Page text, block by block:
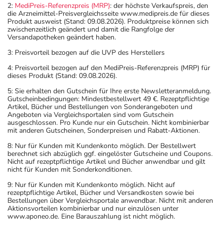
2: MediPreis-Referenzpreis (MRP): der höchste Verkaufspreis, den
die Arzneimittel-Preisvergleichsseite www.medipreis.de für dieses
Produkt ausweist (Stand: 09.08.2026). Produktpreise können sich
zwischenzeitlich geändert und damit die Rangfolge der
Versandapotheken geändert haben.
3: Preisvorteil bezogen auf die UVP des Herstellers
4: Preisvorteil bezogen auf den MediPreis-Referenzpreis (MRP) für
dieses Produkt (Stand: 09.08.2026).
5: Sie erhalten den Gutschein für Ihre erste Newsletteranmeldung.
Gutscheinbedingungen: Mindestbestellwert 49 €. Rezeptpflichtige
Artikel, Bücher und Bestellungen von Sonderangeboten und
Angeboten via Vergleichsportalen sind vom Gutschein
ausgeschlossen. Pro Kunde nur ein Gutschein. Nicht kombinierbar
mit anderen Gutscheinen, Sonderpreisen und Rabatt-Aktionen.
8: Nur für Kunden mit Kundenkonto möglich. Der Bestellwert
berechnet sich abzüglich ggf. eingelöster Gutscheine und Coupons.
Nicht auf rezeptpflichtige Artikel und Bücher anwendbar und gilt
nicht für Kunden mit Sonderkonditionen.
9: Nur für Kunden mit Kundenkonto möglich. Nicht auf
rezeptpflichtige Artikel, Bücher und Versandkosten sowie bei
Bestellungen über Vergleichsportale anwendbar. Nicht mit anderen
Aktionsvorteilen kombinierbar und nur einzulösen unter
www.aponeo.de. Eine Barauszahlung ist nicht möglich.